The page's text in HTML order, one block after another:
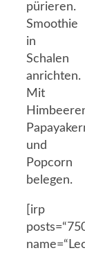
pürieren.
Smoothie
in
Schalen
anrichten.
Mit
und
Popcorn
belegen.
[irp